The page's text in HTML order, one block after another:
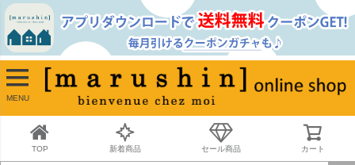
MENU
TOP 新着商品 セール商品 カート
並び順
新着順
古い順
価格が安い順
価格が高い順
キーワードヒット順